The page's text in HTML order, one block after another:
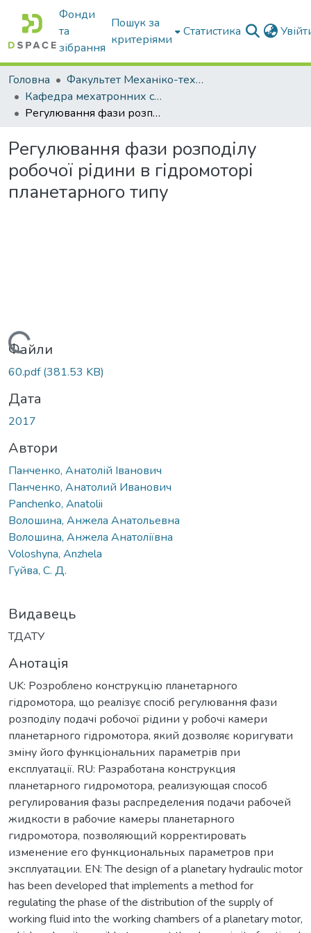
Фонди
та
зібрання
Пошук за
критеріями
Статистика
Головна
Факультет Механіко-технологічний
Кафедра мехатронних систем тракторів та сільскогосподарських машин
Регулювання фази розподілу робочої рідини в гідромоторі планетарного типу
Регулювання фази розподілу
робочої рідини в гідромоторі
планетарного типу
Вантажиться...
Файли
60.pdf(381.53 KB)
Дата
2017
Автори
Панченко, Анатолій Іванович
Панченко, Анатолий Иванович
Panchenko, Anatolii
Волошина, Анжела Анатольевна
Волошина, Анжела Анатоліївна
Voloshyna, Anzhela
Гуйва, С. Д.
Видавець
ТДАТУ
Анотація
UK: Розроблено конструкцію планетарного
гідромотора, що реалізує спосіб регулювання фази
розподілу подачі робочої рідини у робочі камери
планетарного гідромотора, який дозволяє коригувати
зміну його функціональних параметрів при
експлуатації. RU: Разработана конструкция
планетарного гидромотора, реализующая способ
регулирования фазы распределения подачи рабочей
жидкости в рабочие камеры планетарного
гидромотора, позволяющий корректировать
изменение его функциональных параметров при
эксплуатации. EN: The design of a planetary hydraulic motor
has been developed that implements a method for
regulating the phase of the distribution of the supply of
working fluid into the working chambers of a planetary motor,